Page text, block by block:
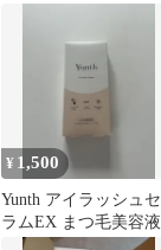
¥ 1,500
Yunth アイラッシュセ
ラムEX まつ毛美容液